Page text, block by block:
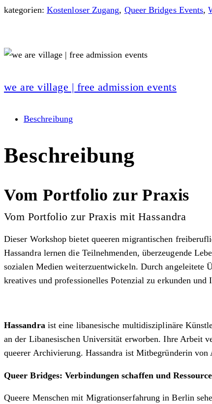
kategorien: Kostenloser Zugang, Queer Bridges Events,
we are village | free admission events
Beschreibung
Beschreibung
Vom Portfolio zur Praxis
Vom Portfolio zur Praxis mit Hassandra
Dieser Workshop bietet queeren migrantischen
Hassandra lernen die Teilnehmenden, überzeugende
sozialen Medien weiterzuentwickeln. Durch angeleitete
kreatives und professionelles Potenzial zu erkunden
Hassandra ist eine libanesische multidisziplinäre
an der Libanesischen Universität erworben. Ihre Arbeit
queerer Archivierung. Hassandra ist Mitbegründerin
Queer Bridges: Verbindungen schaffen und
Queere Menschen mit Migrationserfahrung in Berlin